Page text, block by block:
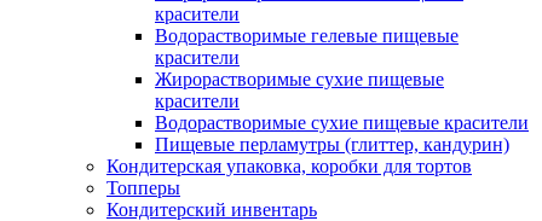
красители
Водорастворимые гелевые пищевые
красители
Жирорастворимые сухие пищевые
красители
Водорастворимые сухие пищевые красители
Пищевые перламутры (глиттер, кандурин)
Кондитерская упаковка, коробки для тортов
Топперы
Кондитерский инвентарь